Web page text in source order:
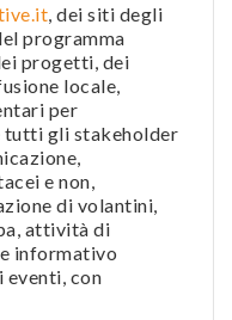
, dei siti degli
programma
progetti, dei
locale,
per
tutti gli stakeholder
e non,
di volantini,
attività di
informativo
con